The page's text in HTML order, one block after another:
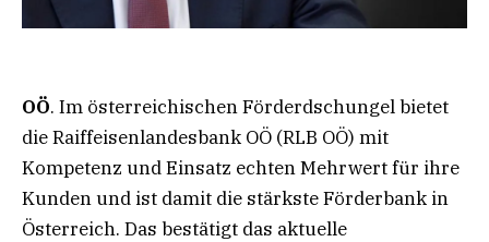
OÖ. Im österreichischen Förderdschungel bietet
die Raiffeisenlandesbank OÖ (RLB OÖ) mit
Kompetenz und Einsatz echten Mehrwert für ihre
Kunden und ist damit die stärkste Förderbank in
Österreich. Das bestätigt das aktuelle